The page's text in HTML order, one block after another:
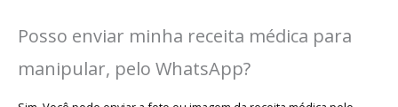
Posso enviar minha receita médica para
manipular, pelo WhatsApp?